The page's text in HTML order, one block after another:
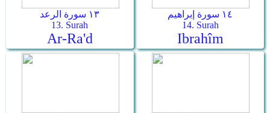
١٣ سورة الرعد
13. Surah
Ar-Ra'd
١٤ سورة إبراهيم
14. Surah
Ibrahîm